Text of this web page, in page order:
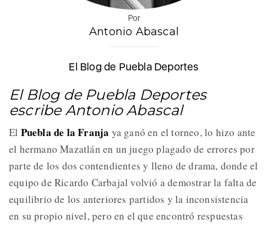
Por
Antonio Abascal
El Blog de Puebla Deportes
El Blog de Puebla Deportes
escribe Antonio Abascal
El Puebla de la Franja ya ganó en el torneo, lo hizo ante
el hermano Mazatlán en un juego plagado de errores por
parte de los dos contendientes y lleno de drama, donde el
equipo de Ricardo Carbajal volvió a demostrar la falta de
equilibrio de los anteriores partidos y la inconsistencia
en su propio nivel, pero en el que encontró respuestas